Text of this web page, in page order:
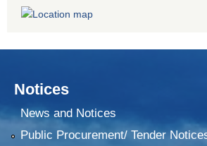
Notices
News and Notices
Public Procurement/ Tender